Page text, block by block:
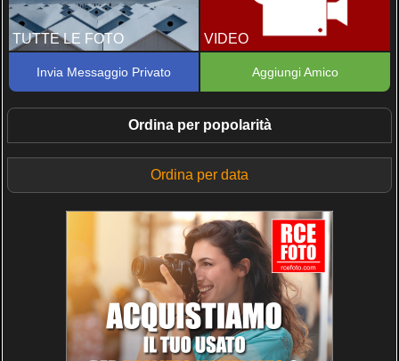
TUTTE LE FOTO VIDEO
Invia Messaggio Privato Aggiungi Amico
Ordina per popolarità
Ordina per data